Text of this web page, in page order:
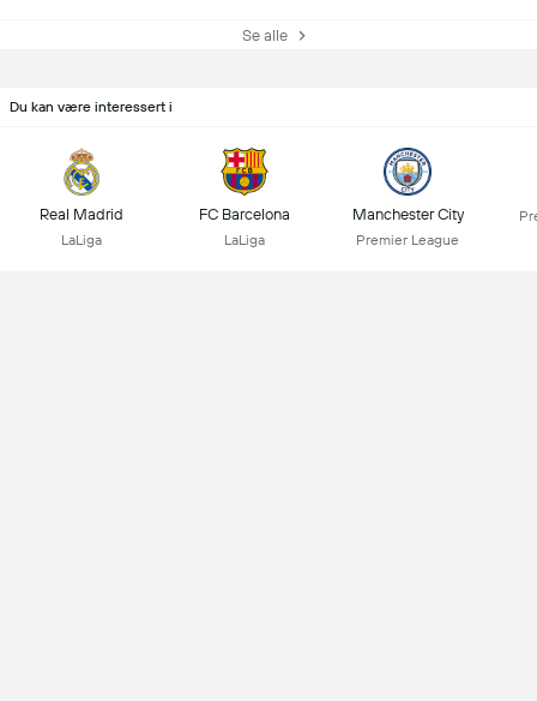
Se alle
Du kan være interessert i
Real Madrid
LaLiga
FC Barcelona
LaLiga
Manchester City
Premier League